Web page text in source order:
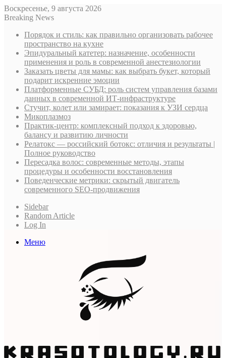
Воскресенье, 9 августа 2026
Breaking News
Порядок и стиль: как правильно организовать рабочее
пространство на кухне
Эпидуральный катетер: назначение, особенности
применения и роль в современной анестезиологии
Заказать цветы для мамы: как выбрать букет, который
подарит искренние эмоции
Платформенные СУБД: роль систем управления базами
данных в современной ИТ-инфраструктуре
Стучит, колет или замирает: показания к УЗИ сердца
Микоплазмоз
Практик-центр: комплексный подход к здоровью,
балансу и развитию личности
Релатокс — российский ботокс: отличия и результаты |
Полное руководство
Пересадка волос: современные методы, этапы
процедуры и особенности восстановления
Поведенческие метрики: скрытый двигатель
современного SEO-продвижения
Sidebar
Random Article
Log In
Меню